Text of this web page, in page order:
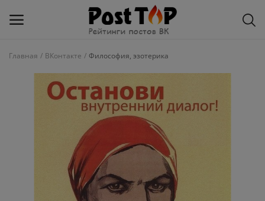
Главная ВКонтакте Философия, эзотерика